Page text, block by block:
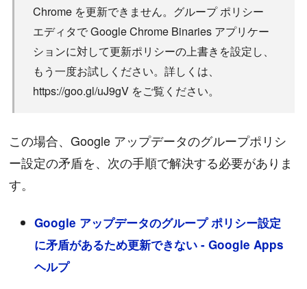
Chrome を更新できません。グループ ポリシー
エディタで Google Chrome Binaries アプリケー
ションに対して更新ポリシーの上書きを設定し、
もう一度お試しください。詳しくは、
https://goo.gl/uJ9gV をご覧ください。
この場合、Google アップデータのグループポリシ
ー設定の矛盾を、次の手順で解決する必要がありま
す。
Google アップデータのグループ ポリシー設定
に矛盾があるため更新できない - Google Apps
ヘルプ